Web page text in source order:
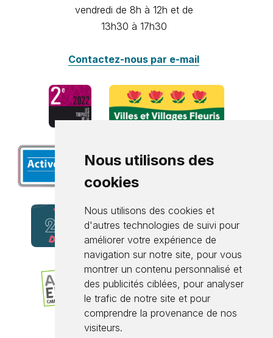
Nous utilisons des
cookies
Nous utilisons des cookies et
d'autres technologies de suivi pour
améliorer votre expérience de
navigation sur notre site, pour vous
montrer un contenu personnalisé et
des publicités ciblées, pour analyser
le trafic de notre site et pour
comprendre la provenance de nos
visiteurs.
vendredi de 8h à 12h et de
13h30 à 17h30
Contactez-nous par e-mail